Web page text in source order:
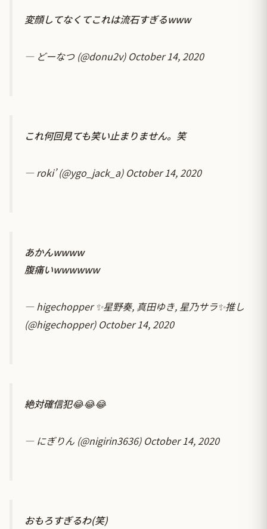
変顔してなくてこれは流石すぎるwww
— どーなつ (@donu2v) October 14, 2020
これ何回見ても笑い止まりません。笑
— roki’ (@ygo_jack_a) October 14, 2020
あかんwwww
腹痛いwwwwww
— higechopper ✨星野奏, 真田ゆき, 星乃サラ✨推し
(@higechopper) October 14, 2020
絶対確信犯😂😂😂
— にぎりん (@nigirin3636) October 14, 2020
おもろすぎるわ(笑)